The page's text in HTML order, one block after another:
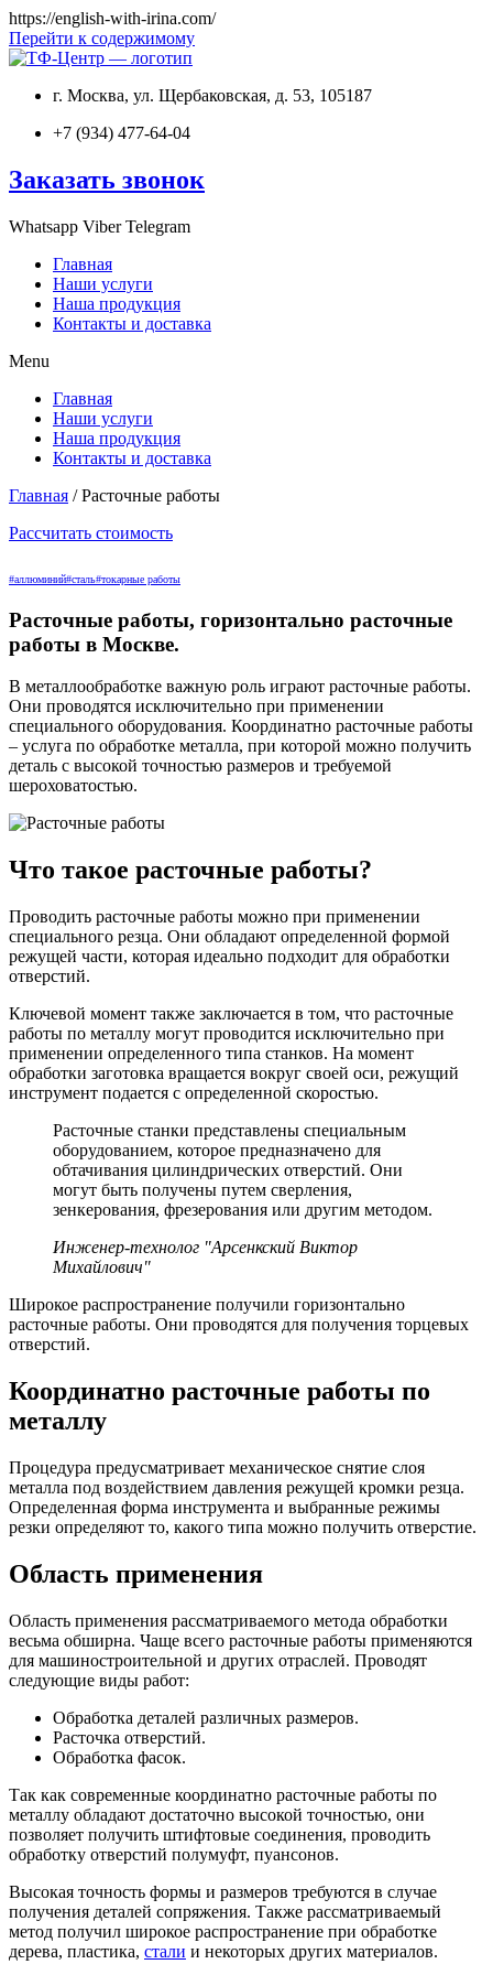
https://english-with-irina.com/
Перейти к содержимому
г. Москва, ул. Щербаковская, д. 53, 105187
+7 (934) 477-64-04
Заказать звонок
Whatsapp Viber Telegram
Главная
Наши услуги
Наша продукция
Контакты и доставка
Menu
Главная
Наши услуги
Наша продукция
Контакты и доставка
Главная /Расточные работы
Рассчитать стоимость
#аллюминий#сталь#токарные работы
Расточные работы, горизонтально расточные
работы в Москве.
В металлообработке важную роль играют расточные работы.
Они проводятся исключительно при применении
специального оборудования. Координатно расточные работы
– услуга по обработке металла, при которой можно получить
деталь с высокой точностью размеров и требуемой
шероховатостью.
Что такое расточные работы?
Проводить расточные работы можно при применении
специального резца. Они обладают определенной формой
режущей части, которая идеально подходит для обработки
отверстий.
Ключевой момент также заключается в том, что расточные
работы по металлу могут проводится исключительно при
применении определенного типа станков. На момент
обработки заготовка вращается вокруг своей оси, режущий
инструмент подается с определенной скоростью.
Расточные станки представлены специальным
оборудованием, которое предназначено для
обтачивания цилиндрических отверстий. Они
могут быть получены путем сверления,
зенкерования, фрезерования или другим методом.
Инженер-технолог "Арсенкский Виктор
Михайлович"
Широкое распространение получили горизонтально
расточные работы. Они проводятся для получения торцевых
отверстий.
Координатно расточные работы по
металлу
Процедура предусматривает механическое снятие слоя
металла под воздействием давления режущей кромки резца.
Определенная форма инструмента и выбранные режимы
резки определяют то, какого типа можно получить отверстие.
Область применения
Область применения рассматриваемого метода обработки
весьма обширна. Чаще всего расточные работы применяются
для машиностроительной и других отраслей. Проводят
следующие виды работ:
Обработка деталей различных размеров.
Расточка отверстий.
Обработка фасок.
Так как современные координатно расточные работы по
металлу обладают достаточно высокой точностью, они
позволяет получить штифтовые соединения, проводить
обработку отверстий полумуфт, пуансонов.
Высокая точность формы и размеров требуются в случае
получения деталей сопряжения. Также рассматриваемый
метод получил широкое распространение при обработке
дерева, пластика, стали и некоторых других материалов.